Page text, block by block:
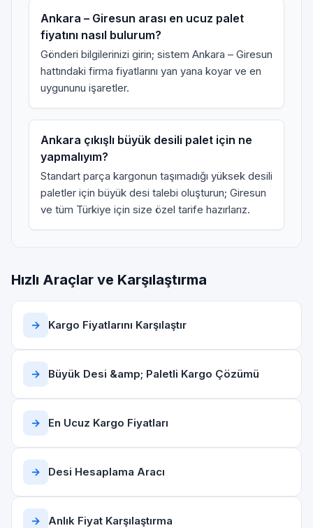
Ankara – Giresun arası en ucuz palet
fiyatını nasıl bulurum?
Gönderi bilgilerinizi girin; sistem Ankara – Giresun
hattındaki firma fiyatlarını yan yana koyar ve en
uygununu işaretler.
Ankara çıkışlı büyük desili palet için ne
yapmalıyım?
Standart parça kargonun taşımadığı yüksek desili
paletler için büyük desi talebi oluşturun; Giresun
ve tüm Türkiye için size özel tarife hazırlarız.
Hızlı Araçlar ve Karşılaştırma
→ Kargo Fiyatlarını Karşılaştır
→ Büyük Desi &amp; Paletli Kargo Çözümü
→ En Ucuz Kargo Fiyatları
→ Desi Hesaplama Aracı
→ Anlık Fiyat Karşılaştırma